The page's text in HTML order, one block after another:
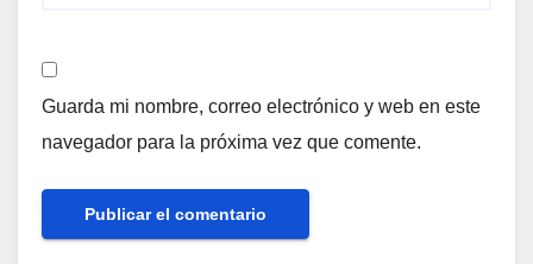
Guarda mi nombre, correo electrónico y web en este
navegador para la próxima vez que comente.